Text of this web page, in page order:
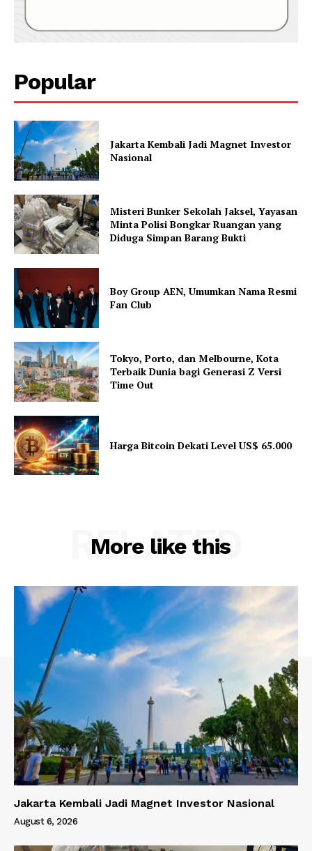
Popular
Jakarta Kembali Jadi Magnet Investor
Nasional
Misteri Bunker Sekolah Jaksel, Yayasan
Minta Polisi Bongkar Ruangan yang
Diduga Simpan Barang Bukti
Boy Group AEN, Umumkan Nama Resmi
Fan Club
Tokyo, Porto, dan Melbourne, Kota
Terbaik Dunia bagi Generasi Z Versi
Time Out
Harga Bitcoin Dekati Level US$ 65.000
More like this
RELATED
Jakarta Kembali Jadi Magnet Investor Nasional
August 6, 2026